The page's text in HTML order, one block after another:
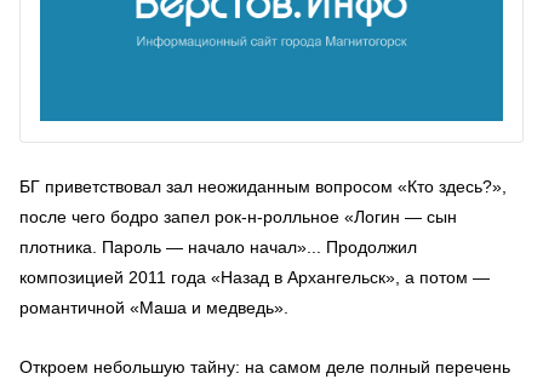
БГ приветствовал зал неожиданным вопросом «Кто здесь?»,
после чего бодро запел рок-н-ролльное «Логин — сын
плотника. Пароль — начало начал»... Продолжил
композицией 2011 года «Назад в Архангельск», а потом —
романтичной «Маша и медведь».
Откроем небольшую тайну: на самом деле полный перечень